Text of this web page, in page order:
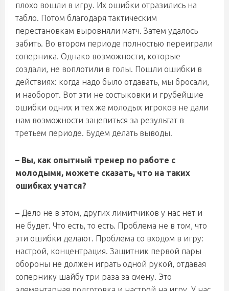
плохо вошли в игру. Их ошибки отразились на
табло. Потом благодаря тактическим
перестановкам выровняли матч. Затем удалось
забить. Во втором периоде полностью переиграли
соперника. Однако возможности, которые
создали, не воплотили в голы. Пошли ошибки в
действиях: когда надо было отдавать, мы бросали,
и наоборот. Вот эти не состыковки и грубейшие
ошибки одних и тех же молодых игроков не дали
нам возможности зацепиться за результат в
третьем периоде. Будем делать выводы.
– Вы, как опытный тренер по работе с
молодыми, можете сказать, что на таких
ошибках учатся?
– Дело не в этом, других лимитчиков у нас нет и
не будет. Что есть, то есть. Проблема не в том, что
эти ошибки делают. Проблема со входом в игру:
настрой, концентрация. Защитник первой пары
обороны не должен играть одной рукой, отдавая
сопернику шайбу три раза за смену. Это